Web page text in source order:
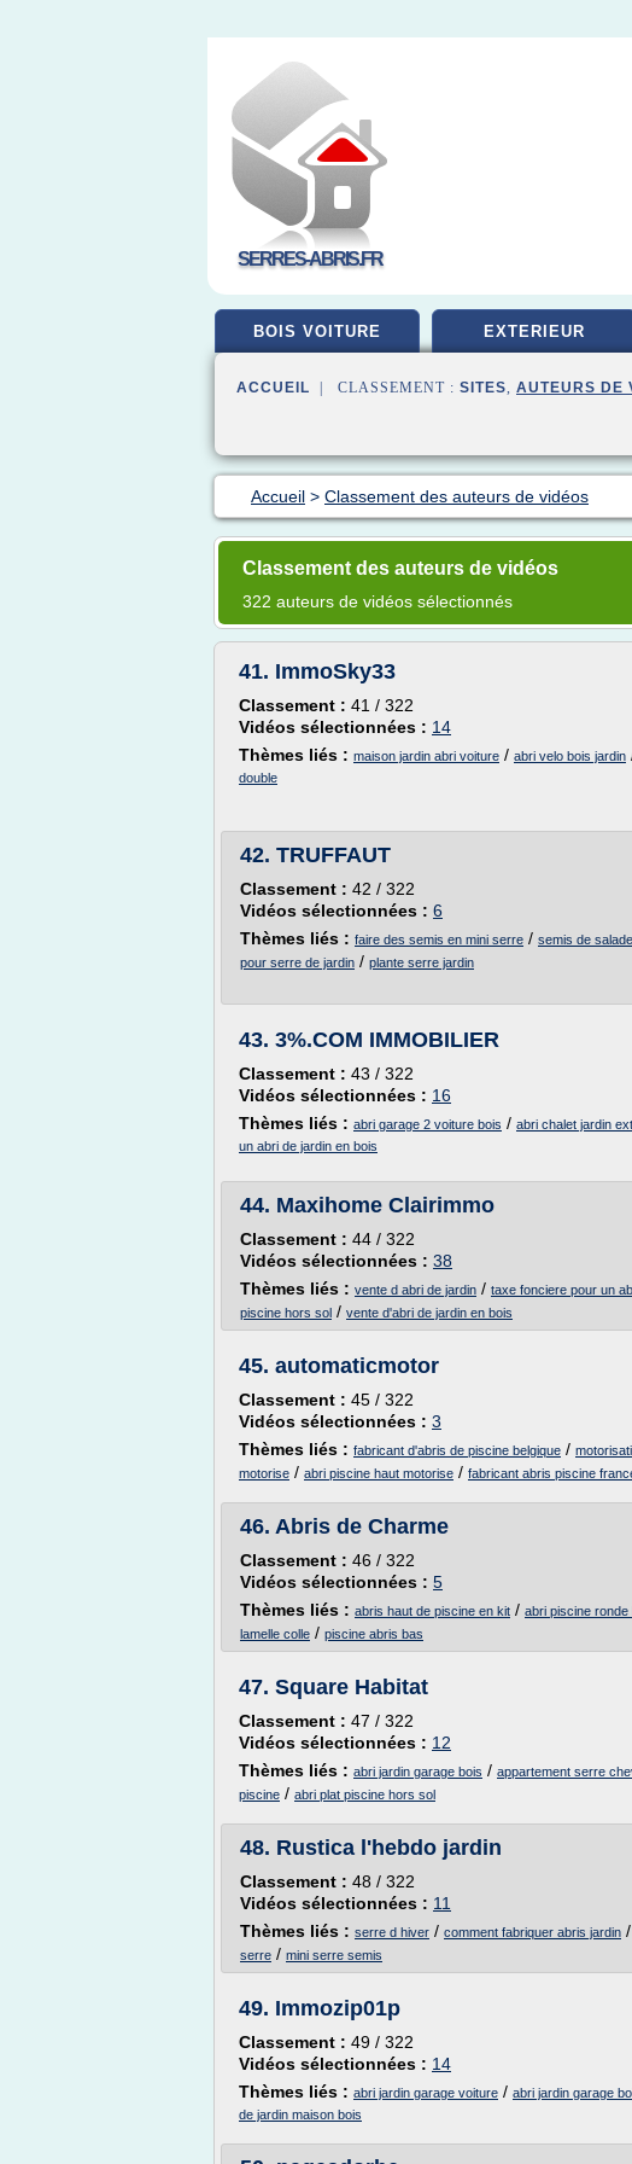
SERRES-ABRIS.FR
BOIS VOITURE EXTERIEUR
ACCUEIL | CLASSEMENT : SITES, AUTEURS DE
Accueil > Classement des auteurs de vidéos
Classement des auteurs de vidéos
322 auteurs de vidéos sélectionnés
41. ImmoSky33
Classement : 41 / 322
Vidéos sélectionnées : 14
Thèmes liés : maison jardin abri voiture / abri velo bois jardin
double
42. TRUFFAUT
Classement : 42 / 322
Vidéos sélectionnées : 6
Thèmes liés : faire des semis en mini serre / semis de
pour serre de jardin / plante serre jardin
43. 3%.COM IMMOBILIER
Classement : 43 / 322
Vidéos sélectionnées : 16
Thèmes liés : abri garage 2 voiture bois / abri chalet jardin
un abri de jardin en bois
44. Maxihome Clairimmo
Classement : 44 / 322
Vidéos sélectionnées : 38
Thèmes liés : vente d abri de jardin / taxe fonciere pour un
piscine hors sol / vente d'abri de jardin en bois
45. automaticmotor
Classement : 45 / 322
Vidéos sélectionnées : 3
Thèmes liés : fabricant d'abris de piscine belgique /
motorise / abri piscine haut motorise / fabricant abris piscine
46. Abris de Charme
Classement : 46 / 322
Vidéos sélectionnées : 5
Thèmes liés : abris haut de piscine en kit / abri piscine ronde
lamelle colle / piscine abris bas
47. Square Habitat
Classement : 47 / 322
Vidéos sélectionnées : 12
Thèmes liés : abri jardin garage bois / appartement serre
piscine / abri plat piscine hors sol
48. Rustica l'hebdo jardin
Classement : 48 / 322
Vidéos sélectionnées : 11
Thèmes liés : serre d hiver / comment fabriquer abris jardin /
serre / mini serre semis
49. Immozip01p
Classement : 49 / 322
Vidéos sélectionnées : 14
Thèmes liés : abri jardin garage voiture / abri jardin garage
de jardin maison bois